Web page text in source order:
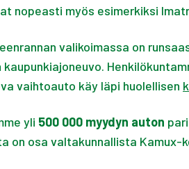
nopeasti myös esimerkiksi
valikoimassa on
kaupunkiajoneuvo.
vaihtoauto käy läpi huolellisen
yli 500 000 myydyn auton
on osa valtakunnallista